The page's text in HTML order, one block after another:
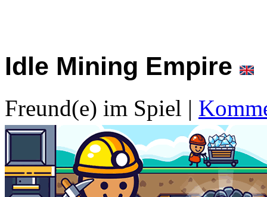
Idle Mining Empire
Freund(e) im Spiel |